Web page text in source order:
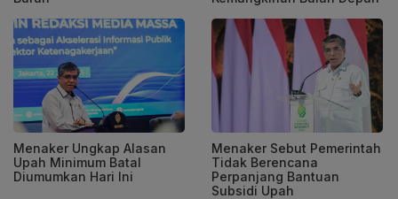
Menaker Ungkap Alasan
Upah Minimum Batal
Diumumkan Hari Ini
Menaker Sebut Pemerintah
Tidak Berencana
Perpanjang Bantuan
Subsidi Upah